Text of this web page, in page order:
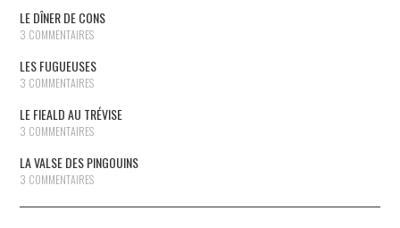
LE DÎNER DE CONS
3 COMMENTAIRES
LES FUGUEUSES
3 COMMENTAIRES
LE FIEALD AU TRÉVISE
3 COMMENTAIRES
LA VALSE DES PINGOUINS
3 COMMENTAIRES